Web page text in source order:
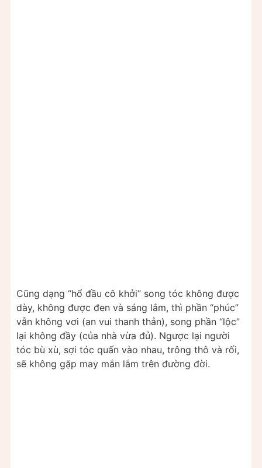
Cũng dạng “hổ đầu cô khởi” song tóc không được
dày, không được đen và sáng lắm, thì phần “phúc”
vẫn không vơi (an vui thanh thản), song phần “lộc”
lại không đầy (của nhà vừa đủ). Ngược lại người
tóc bù xù, sợi tóc quấn vào nhau, trông thô và rối,
sẽ không gặp may mắn lắm trên đường đời.